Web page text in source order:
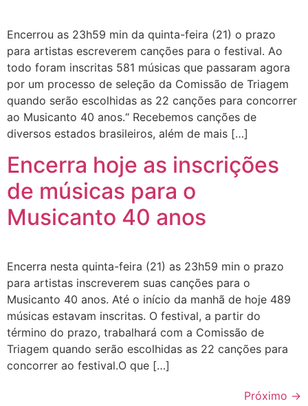
Encerrou as 23h59 min da quinta-feira (21) o prazo
para artistas escreverem canções para o festival. Ao
todo foram inscritas 581 músicas que passaram agora
por um processo de seleção da Comissão de Triagem
quando serão escolhidas as 22 canções para concorrer
ao Musicanto 40 anos.“ Recebemos canções de
diversos estados brasileiros, além de mais […]
Encerra hoje as inscrições
de músicas para o
Musicanto 40 anos
Encerra nesta quinta-feira (21) as 23h59 min o prazo
para artistas inscreverem suas canções para o
Musicanto 40 anos. Até o início da manhã de hoje 489
músicas estavam inscritas. O festival, a partir do
término do prazo, trabalhará com a Comissão de
Triagem quando serão escolhidas as 22 canções para
concorrer ao festival.O que […]
Próximo →